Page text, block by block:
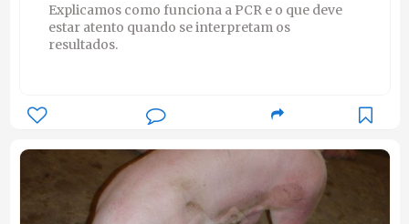
Explicamos como funciona a PCR e o que deve
estar atento quando se interpretam os
resultados.